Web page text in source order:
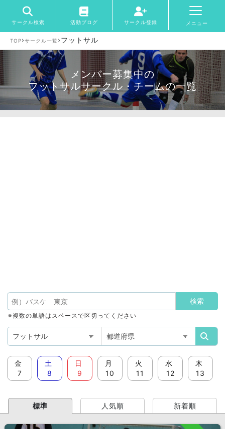
サークル検索 活動ブログ サークル登録 メニュー
TOP›サークル一覧 ›フットサル
メンバー募集中の
フットサルサークル・チームの一覧
※複数の単語はスペースで区切ってください
金
7
土
8
日
9
月
10
火
11
水
12
木
13
標準 人気順 新着順